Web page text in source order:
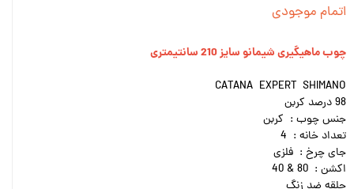
اتمام موجودی
چوب ماهیگیری شیمانو سایز 210 سانتیمتری
CATANA EXPERT SHIMANO
98 درصد کربن
جنس چوب : کربن
تعداد خانه : 4
جای چرخ : فلزی
اکشن : 80 & 40